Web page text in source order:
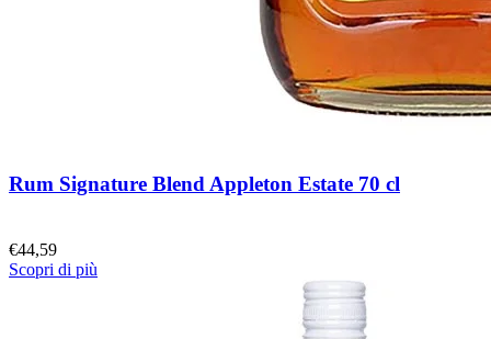
Rum Signature Blend Appleton Estate 70 cl
€44,59
Scopri di più